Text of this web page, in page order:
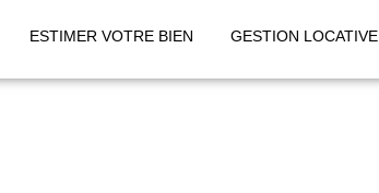
ESTIMER VOTRE BIEN GESTION LOCATIVE